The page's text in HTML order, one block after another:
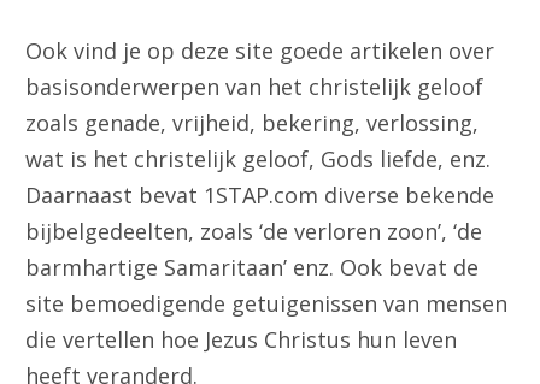
Ook vind je op deze site goede artikelen over
basisonderwerpen van het christelijk geloof
zoals genade, vrijheid, bekering, verlossing,
wat is het christelijk geloof, Gods liefde, enz.
Daarnaast bevat 1STAP.com diverse bekende
bijbelgedeelten, zoals ‘de verloren zoon’, ‘de
barmhartige Samaritaan’ enz. Ook bevat de
site bemoedigende getuigenissen van mensen
die vertellen hoe Jezus Christus hun leven
heeft veranderd.